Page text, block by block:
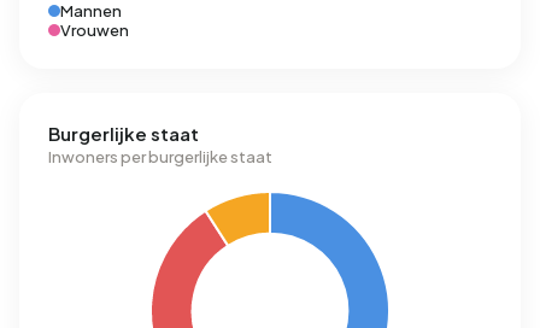
Mannen
Vrouwen
Burgerlijke staat
Inwoners per burgerlijke staat